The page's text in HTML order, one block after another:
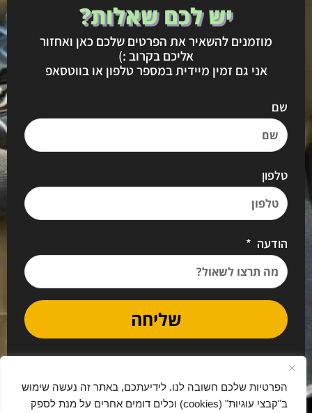
הפרטיות שלכם חשובה לנו. לידיעתכם, באתר זה נעשה שימוש
ב"קבצי עוגיות" (cookies) וכלים דומים אחרים על מנת לספק
יש לכם שאלות?
מוזמנים להשאיר את הפרטים שלכם כאן ואחזור
אליכם בקרוב :)
אני גם זמין מיידית במספר טלפון או בווטסאפ
שם
טלפון
הודעה
שליחה